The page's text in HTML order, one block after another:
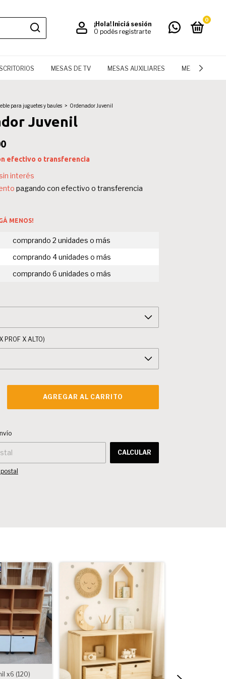
¡Hola! Iniciá sesión
O podés registrarte
0
MESAS DE TV MESAS AUXILIARES MESAS
para juguetes y baules > Ordenador Juvenil
Juvenil
efectivo o transferencia
interés
pagando con efectivo o transferencia
MENOS!
comprando 2 unidades o más
comprando 4 unidades o más
comprando 6 unidades o más
PROF X ALTO)
CALCULAR
x6 (120)